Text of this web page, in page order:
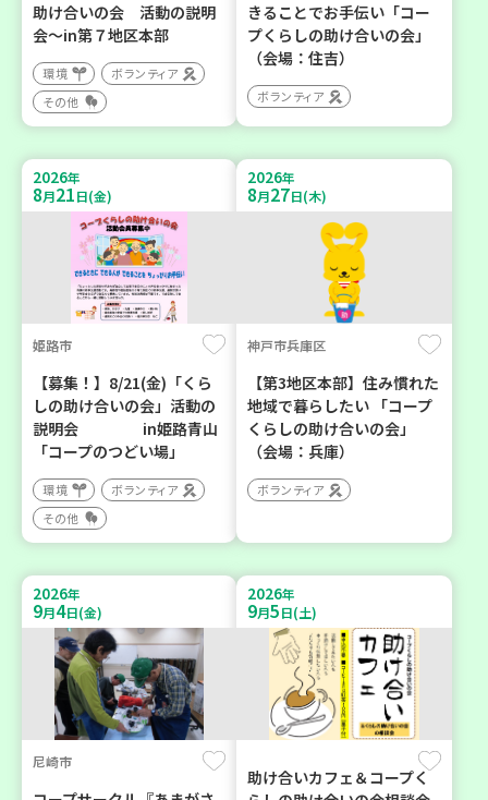
助け合いの会 活動の説明
会～in第７地区本部
環境
ボランティア
その他
きることでお手伝い「コー
プくらしの助け合いの会」
（会場：住吉）
ボランティア
2026年
8月21日(金)
姫路市
【募集！】8/21(金)「くら
しの助け合いの会」活動の
説明会 in姫路青山
「コープのつどい場」
環境
ボランティア
その他
2026年
8月27日(木)
神戸市兵庫区
【第3地区本部】住み慣れた
地域で暮らしたい 「コープ
くらしの助け合いの会」
（会場：兵庫）
ボランティア
2026年
9月4日(金)
尼崎市
2026年
9月5日(土)
助け合いカフェ＆コープく